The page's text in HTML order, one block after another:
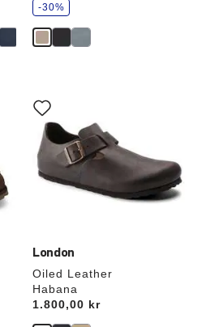
du
a
r
a
-30%
London
Oiled Leather
Habana
Price:
1.800,00 kr
med
provfärger
kommer
att
uppdatera
produktbilden